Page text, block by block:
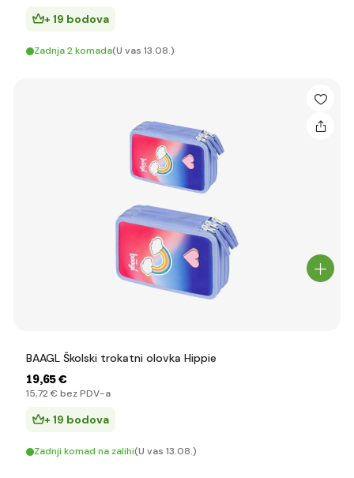
+ 19 bodova
Zadnja 2 komada(U vas 13.08.)
BAAGL Školski trokatni olovka Hippie
19,65 €
15,72 € bez PDV-a
+ 19 bodova
Zadnji komad na zalihi(U vas 13.08.)